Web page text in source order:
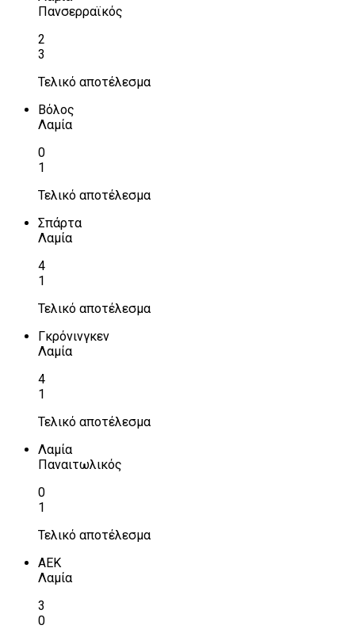
Πανσερραϊκός
2
3
Τελικό αποτέλεσμα
Βόλος
Λαμία
0
1
Τελικό αποτέλεσμα
Σπάρτα
Λαμία
4
1
Τελικό αποτέλεσμα
Γκρόνινγκεν
Λαμία
4
1
Τελικό αποτέλεσμα
Λαμία
Παναιτωλικός
0
1
Τελικό αποτέλεσμα
ΑΕΚ
Λαμία
3
0